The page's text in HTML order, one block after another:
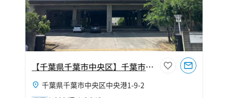
【千葉県千葉市中央区】千葉市中央区中央港1丁目1888坪倉庫
千葉県千葉市中央区中央港1-9-2